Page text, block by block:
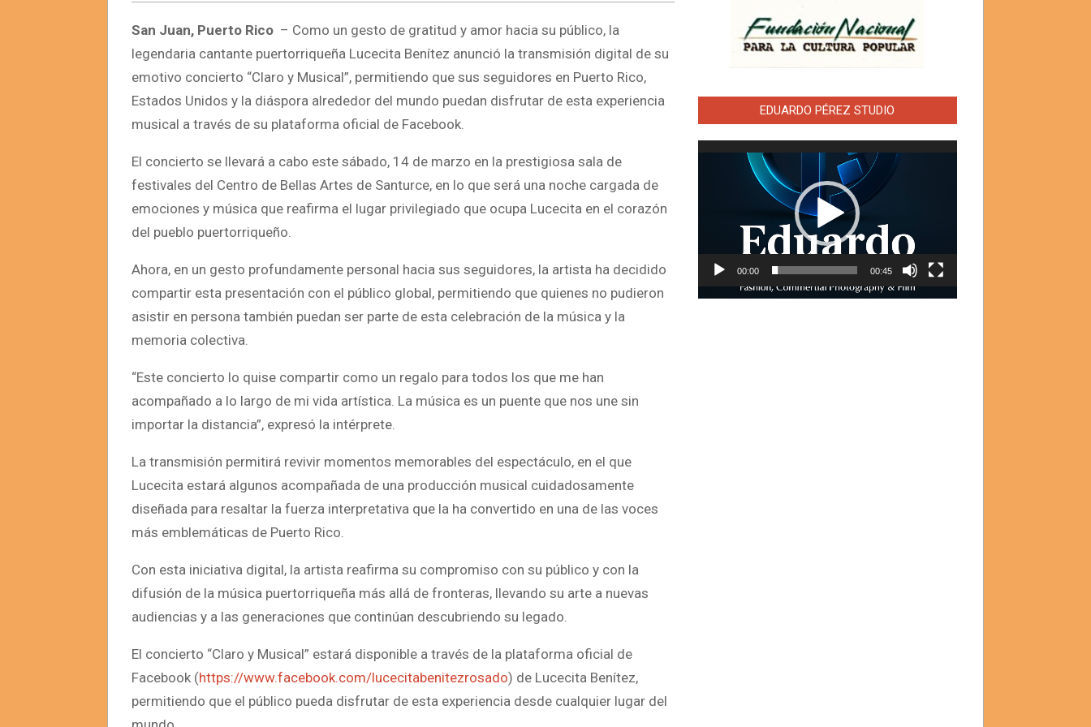
San Juan, Puerto Rico – Como un gesto de gratitud y amor hacia su público, la
legendaria cantante puertorriqueña Lucecita Benítez anunció la transmisión digital de su
emotivo concierto “Claro y Musical”, permitiendo que sus seguidores en Puerto Rico,
Estados Unidos y la diáspora alrededor del mundo puedan disfrutar de esta experiencia
musical a través de su plataforma oficial de Facebook.
El concierto se llevará a cabo este sábado, 14 de marzo en la prestigiosa sala de
festivales del Centro de Bellas Artes de Santurce, en lo que será una noche cargada de
emociones y música que reafirma el lugar privilegiado que ocupa Lucecita en el corazón
del pueblo puertorriqueño.
Ahora, en un gesto profundamente personal hacia sus seguidores, la artista ha decidido
compartir esta presentación con el público global, permitiendo que quienes no pudieron
asistir en persona también puedan ser parte de esta celebración de la música y la
memoria colectiva.
“Este concierto lo quise compartir como un regalo para todos los que me han
acompañado a lo largo de mi vida artística. La música es un puente que nos une sin
importar la distancia”, expresó la intérprete.
La transmisión permitirá revivir momentos memorables del espectáculo, en el que
Lucecita estará algunos acompañada de una producción musical cuidadosamente
diseñada para resaltar la fuerza interpretativa que la ha convertido en una de las voces
más emblemáticas de Puerto Rico.
Con esta iniciativa digital, la artista reafirma su compromiso con su público y con la
difusión de la música puertorriqueña más allá de fronteras, llevando su arte a nuevas
audiencias y a las generaciones que continúan descubriendo su legado.
El concierto “Claro y Musical” estará disponible a través de la plataforma oficial de
Facebook (https://www.facebook.com/lucecitabenitezrosado) de Lucecita Benítez,
permitiendo que el público pueda disfrutar de esta experiencia desde cualquier lugar del
EDUARDO PÉREZ STUDIO
Reproductor
00:00 00:45